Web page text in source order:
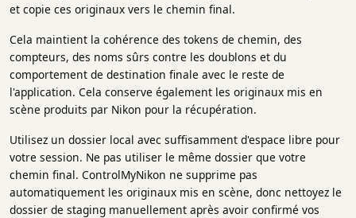
et copie ces originaux vers le chemin final.
Cela maintient la cohérence des tokens de chemin, des
compteurs, des noms sûrs contre les doublons et du
comportement de destination finale avec le reste de
l'application. Cela conserve également les originaux mis en
scène produits par Nikon pour la récupération.
Utilisez un dossier local avec suffisamment d'espace libre pour
votre session. Ne pas utiliser le même dossier que votre
chemin final. ControlMyNikon ne supprime pas
automatiquement les originaux mis en scène, donc nettoyez le
dossier de staging manuellement après avoir confirmé vos